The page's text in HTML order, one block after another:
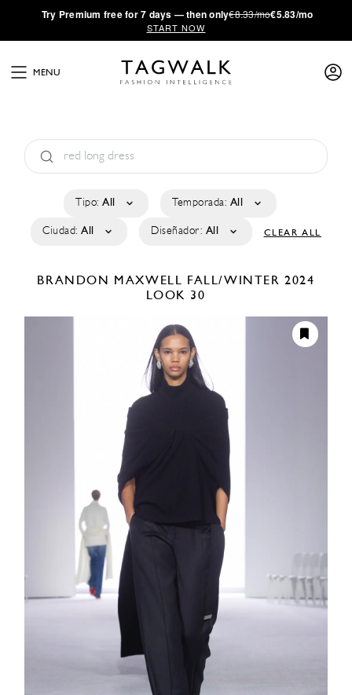
·Try Premium free for 7 days — then only€8.33/mo€5.83/mo
START NOW
MENU
Tipo: All Temporada: All
Ciudad: All Diseñador: All CLEAR ALL
BRANDON MAXWELL FALL/WINTER 2024
LOOK 30